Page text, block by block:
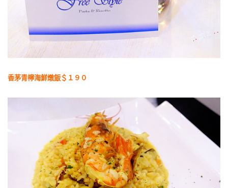
香茅青檸海鮮燉飯＄１９０